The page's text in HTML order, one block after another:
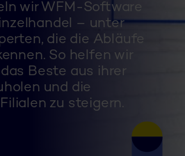
wir WFM-Software
– unter
die die Abläufe
So helfen wir
Beste aus ihrer
und die
zu steigern.